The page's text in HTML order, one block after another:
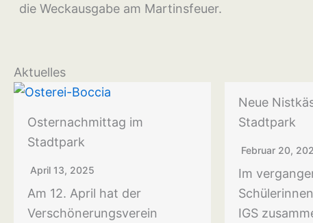
die Weckausgabe am Martinsfeuer.
Aktuelles
Osternachmittag im
Stadtpark
April 13, 2025
Am 12. April hat der
Verschönerungsverein
Neue
Stadtpark
Februar 20,
Im
IGS